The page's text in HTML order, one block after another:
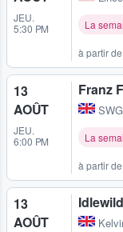
JEU.
5:30 PM
La
à partir de
13
AOÛT
JEU.
6:00 PM
Franz
La
à partir de
13
AOÛT